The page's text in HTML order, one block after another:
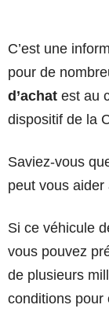
C’est une
pour de
d’achat est au
dispositif de la
Saviez-vous
peut vous aider
Si ce véhicule
vous pouvez
de plusieurs
conditions pour